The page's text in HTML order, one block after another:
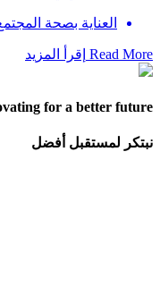
العناية بصحة
Read More إقرأ المزيد
for a better future
نبتكر لمستقبل أفضل